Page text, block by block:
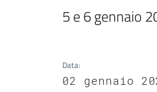
5 e 6 gennaio
Data:
02 gennaio